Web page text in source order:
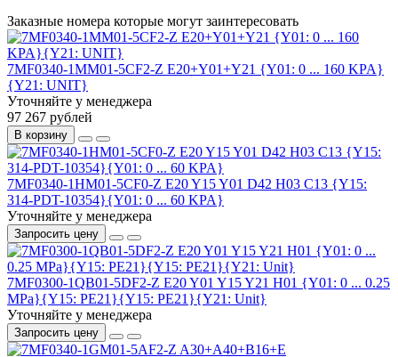
Заказные номера которые могут заинтересовать
7MF0340-1MM01-5CF2-Z E20+Y01+Y21 {Y01: 0 ... 160 KPA}
{Y21: UNIT}
Уточняйте у менеджера
97 267 рублей
В корзину
7MF0340-1HM01-5CF0-Z E20 Y15 Y01 D42 H03 C13 {Y15:
314-PDT-10354}{Y01: 0 ... 60 KPA}
Уточняйте у менеджера
Запросить цену
7MF0300-1QB01-5DF2-Z E20 Y01 Y15 Y21 H01 {Y01: 0 ... 0.25
MPa}{Y15: PE21}{Y15: PE21}{Y21: Unit}
Уточняйте у менеджера
Запросить цену